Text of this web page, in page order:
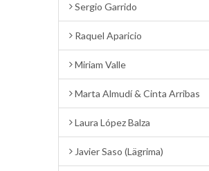
Sergio Garrido
Raquel Aparicio
Miriam Valle
Marta Almudí & Cinta Arribas
Laura López Balza
Javier Saso (Lägrima)